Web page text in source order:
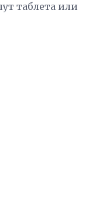
таблета или